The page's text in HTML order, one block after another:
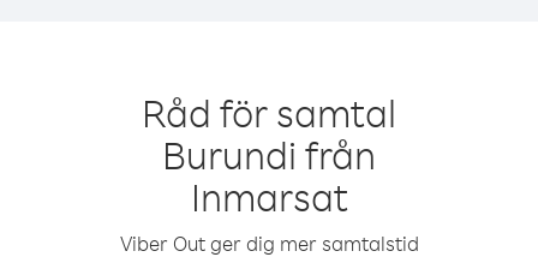
Råd för samtal
Burundi från
Inmarsat
Viber Out ger dig mer samtalstid